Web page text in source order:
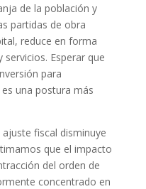
de la población y
partidas de obra
reduce en forma
Esperar que
para
una postura más
fiscal disminuye
que el impacto
del orden de
concentrado en